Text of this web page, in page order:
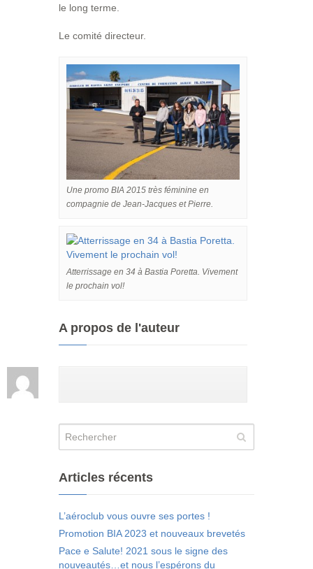
le long terme.
Le comité directeur.
Une promo BIA 2015 très féminine en
compagnie de Jean-Jacques et Pierre.
Atterrissage en 34 à Bastia Poretta. Vivement
le prochain vol!
A propos de l'auteur
Articles récents
L’aéroclub vous ouvre ses portes !
Promotion BIA 2023 et nouveaux brevetés
Pace e Salute! 2021 sous le signe des
nouveautés…et nous l’espérons du